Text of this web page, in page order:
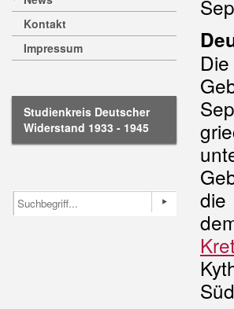
Kontakt
Impressum
Studienkreis Deutscher
Widerstand 1933 - 1945
die